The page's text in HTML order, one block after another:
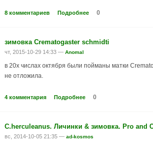
8 комментариев Подробнее 0
зимовка Crematogaster schmidti
чт, 2015-10-29 14:33 — Anomal
в 20х числах октября были пойманы матки
не отложила.
4 комментария Подробнее 0
C.herculeanus. Личинки & зимовка. Pro and
вс, 2014-10-05 21:35 — ad-kosmos